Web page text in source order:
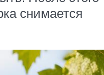
снимается